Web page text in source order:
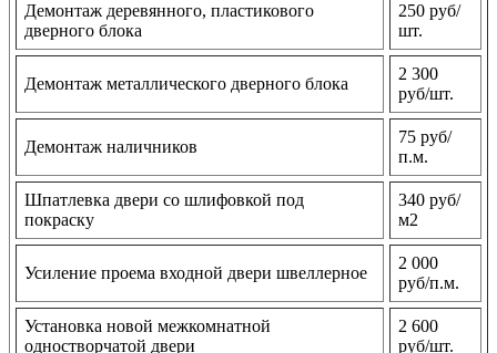
Демонтаж деревянного, пластикового
дверного блока
250 руб/
шт.
Демонтаж металлического дверного блока
2 300
руб/шт.
Демонтаж наличников
75 руб/
п.м.
Шпатлевка двери со шлифовкой под
покраску
340 руб/
м2
Усиление проема входной двери швеллерное
2 000
руб/п.м.
Установка новой межкомнатной
одностворчатой двери
2 600
руб/шт.